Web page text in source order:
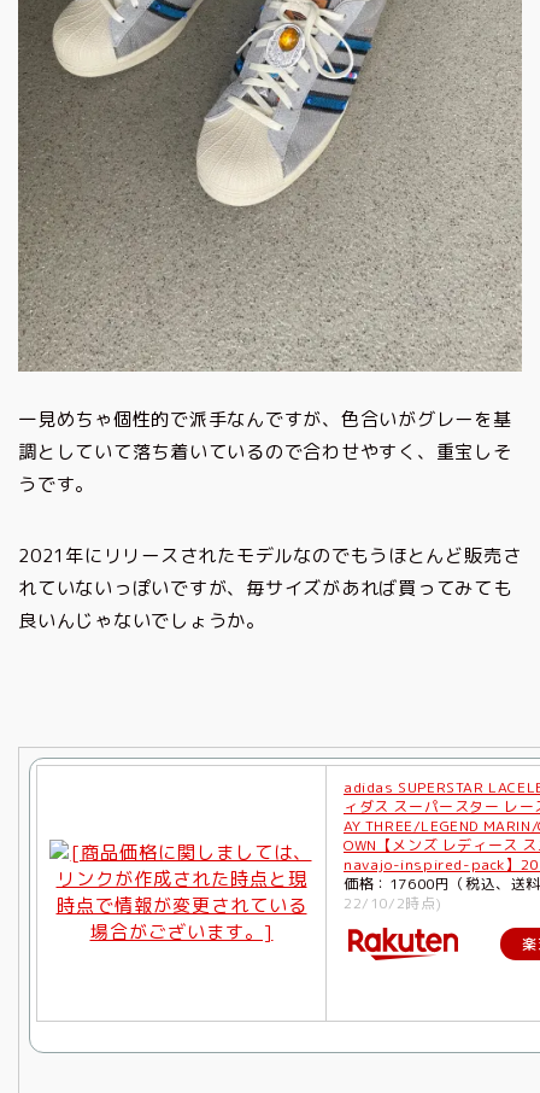
一見めちゃ個性的で派手なんですが、色合いがグレーを基
調としていて落ち着いているので合わせやすく、重宝しそ
うです。
2021年にリリースされたモデルなのでもうほとんど販売さ
れていないっぽいですが、毎サイズがあれば買ってみても
良いんじゃないでしょうか。
adidas SUPERSTAR
ィダス スーパースター レー
AY THREE/LEGEND
OWN【メンズ レディース
navajo-inspired-pack】
価格：17600円（税込、送
22/10/2時点)